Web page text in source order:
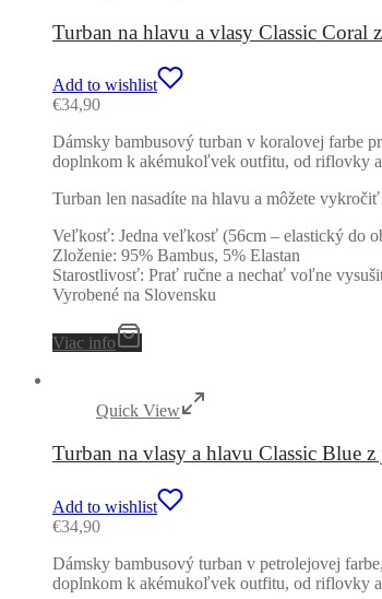
Turban na hlavu a vlasy Classic Coral
Add to wishlist
€34,90
Dámsky bambusový turban v koralovej farbe
doplnkom k akémukoľvek outfitu, od riflovky
Turban len nasadíte na hlavu a môžete
Veľkosť: Jedna veľkosť (56cm – elastický do
Zloženie: 95% Bambus, 5% Elastan
Starostlivosť: Prať ručne a nechať voľne
Vyrobené na Slovensku
Viac info
Quick View
Turban na vlasy a hlavu Classic Blue
Add to wishlist
€34,90
Dámsky bambusový turban v petrolejovej
doplnkom k akémukoľvek outfitu, od riflovky